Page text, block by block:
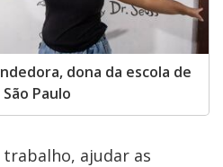
dona da escola de
Paulo
ajudar as